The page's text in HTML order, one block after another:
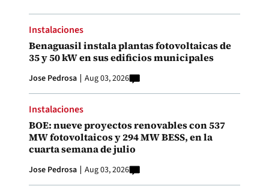
Instalaciones
Benaguasil instala plantas fotovoltaicas de
35 y 50 kW en sus edificios municipales
Jose Pedrosa Aug 03, 2026
Instalaciones
BOE: nueve proyectos renovables con 537
MW fotovoltaicos y 294 MW BESS, en la
cuarta semana de julio
Jose Pedrosa Aug 03, 2026